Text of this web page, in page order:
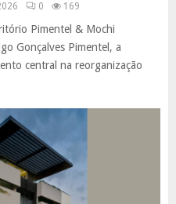
0 169
Pimentel & Mochi
Gonçalves Pimentel, a
central na reorganização